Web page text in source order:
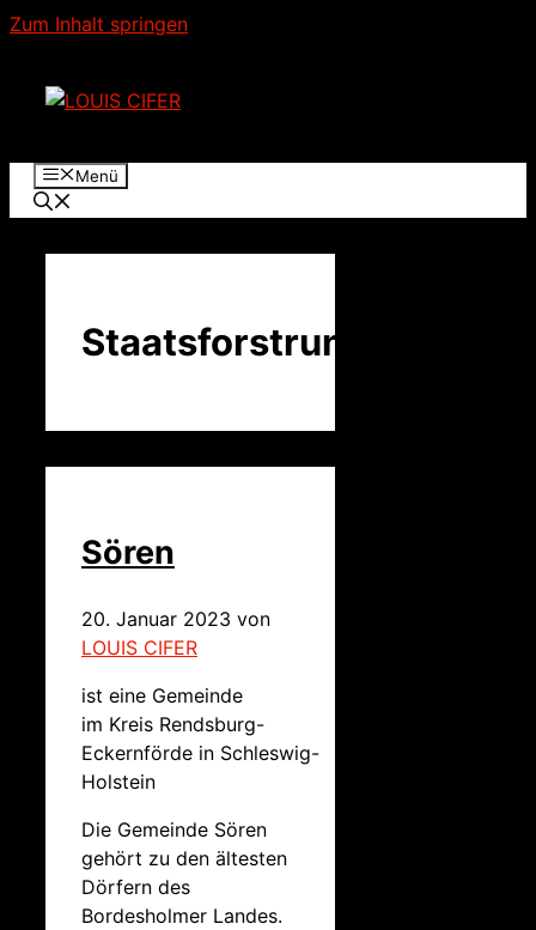
Zum Inhalt springen
Menü
Staatsforstrunde
Sören
20. Januar 2023 von
LOUIS CIFER
ist eine Gemeinde
im Kreis Rendsburg-
Eckernförde in Schleswig-
Holstein
Die Gemeinde Sören
gehört zu den ältesten
Dörfern des
Bordesholmer Landes.